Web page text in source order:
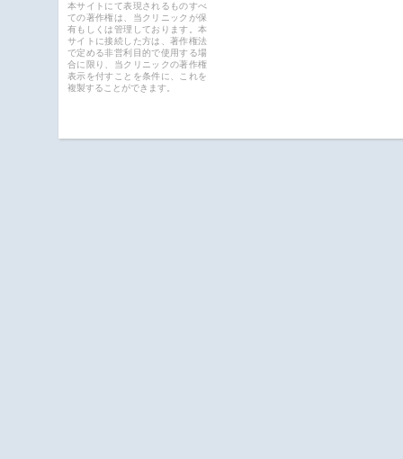
本サイトにて表現されるものすべ
ての著作権は、当クリニックが保
有もしくは管理しております。本
サイトに接続した方は、著作権法
で定める非営利目的で使用する場
合に限り、当クリニックの著作権
表示を付すことを条件に、これを
複製することができます。